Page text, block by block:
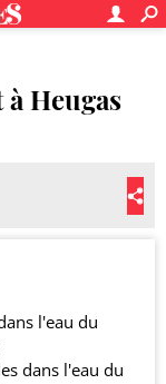
Heugas
l'eau du
dans l'eau du